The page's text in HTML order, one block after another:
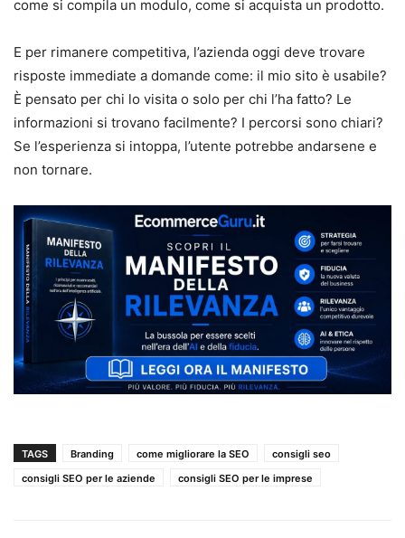
come si compila un modulo, come si acquista un prodotto.
E per rimanere competitiva, l’azienda oggi deve trovare
risposte immediate a domande come: il mio sito è usabile?
È pensato per chi lo visita o solo per chi l’ha fatto? Le
informazioni si trovano facilmente? I percorsi sono chiari?
Se l’esperienza si intoppa, l’utente potrebbe andarsene e
non tornare.
TAGS Branding come migliorare la SEO
consigli seo
consigli SEO per le aziende
consigli SEO per le imprese